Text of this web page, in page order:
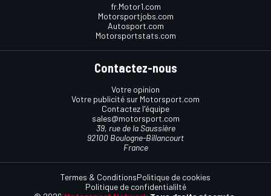
fr.Motor1.com
Motorsportjobs.com
Autosport.com
Motorsportstats.com
Contactez-nous
Votre opinion
Votre publicité sur Motorsport.com
Contactez l'équipe
sales@motorsport.com
39, rue de la Saussière
92100 Boulogne-Billancourt
France
Termes & ConditionsPolitique de cookies
Politique de confidentialilté